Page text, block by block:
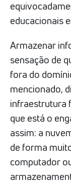
educacionais
Armazenar
sensação de
fora do
mencionado,
infraestrutura
que está o
assim: a
de forma
computador